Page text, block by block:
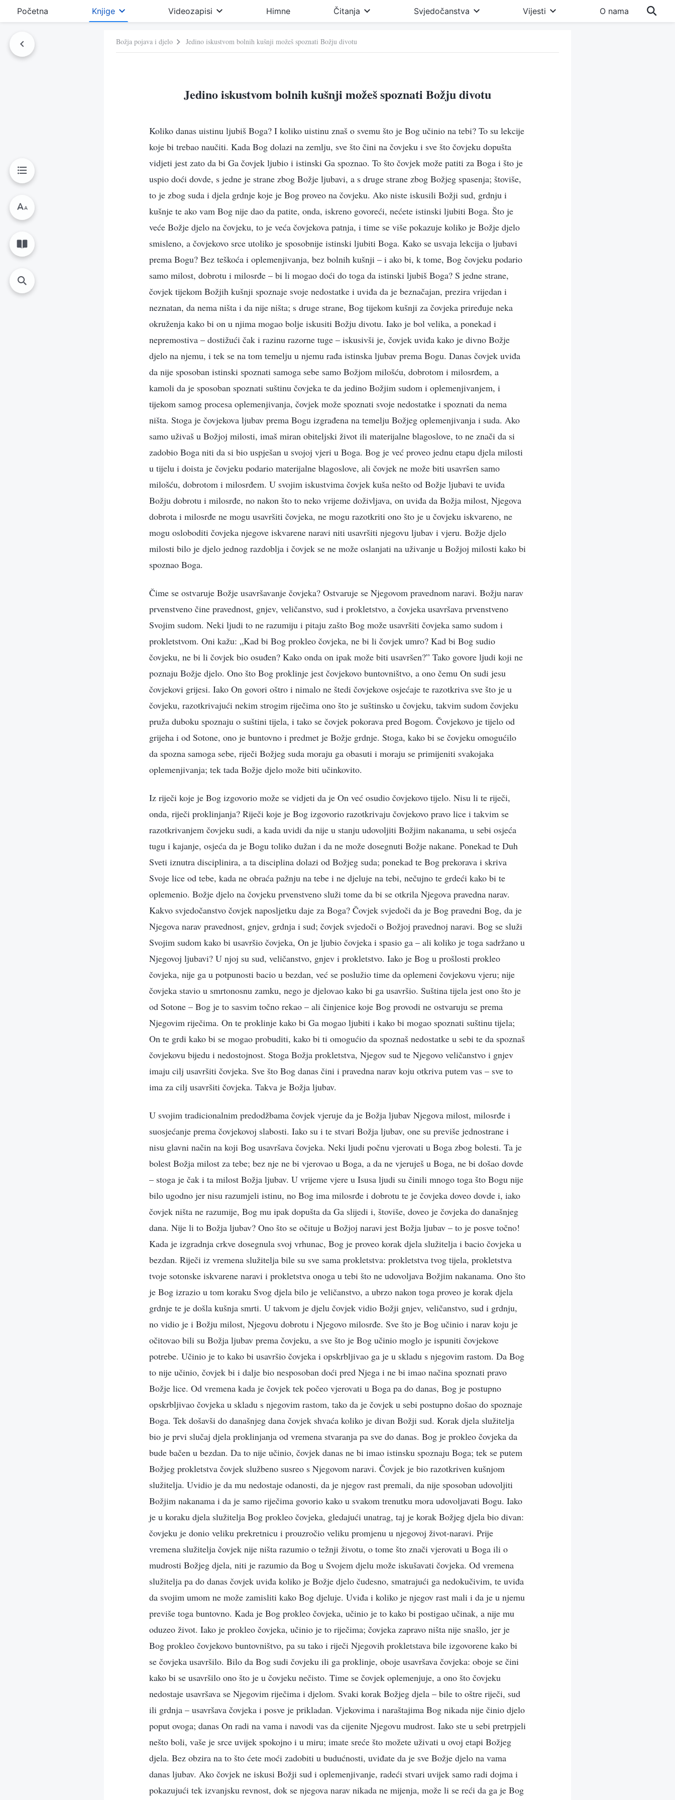
Početna Knjige Videozapisi Himne Čitanja Svjedočanstva Vijesti O nama
Božja pojava i djelo Jedino iskustvom bolnih kušnji možeš spoznati Božju divotu
Jedino iskustvom bolnih kušnji možeš spoznati Božju divotu
Koliko danas uistinu ljubiš Boga? I koliko uistinu znaš o svemu što je Bog učinio na tebi? To su lekcije
koje bi trebao naučiti. Kada Bog dolazi na zemlju, sve što čini na čovjeku i sve što čovjeku dopušta
vidjeti jest zato da bi Ga čovjek ljubio i istinski Ga spoznao. To što čovjek može patiti za Boga i što je
uspio doći dovde, s jedne je strane zbog Božje ljubavi, a s druge strane zbog Božjeg spasenja; štoviše,
to je zbog suda i djela grdnje koje je Bog proveo na čovjeku. Ako niste iskusili Božji sud, grdnju i
kušnje te ako vam Bog nije dao da patite, onda, iskreno govoreći, nećete istinski ljubiti Boga. Što je
veće Božje djelo na čovjeku, to je veća čovjekova patnja, i time se više pokazuje koliko je Božje djelo
smisleno, a čovjekovo srce utoliko je sposobnije istinski ljubiti Boga. Kako se usvaja lekcija o ljubavi
prema Bogu? Bez teškoća i oplemenjivanja, bez bolnih kušnji – i ako bi, k tome, Bog čovjeku podario
samo milost, dobrotu i milosrđe – bi li mogao doći do toga da istinski ljubiš Boga? S jedne strane,
čovjek tijekom Božjih kušnji spoznaje svoje nedostatke i uviđa da je beznačajan, prezira vrijedan i
neznatan, da nema ništa i da nije ništa; s druge strane, Bog tijekom kušnji za čovjeka priređuje neka
okruženja kako bi on u njima mogao bolje iskusiti Božju divotu. Iako je bol velika, a ponekad i
nepremostiva – dostižući čak i razinu razorne tuge – iskusivši je, čovjek uviđa kako je divno Božje
djelo na njemu, i tek se na tom temelju u njemu rađa istinska ljubav prema Bogu. Danas čovjek uviđa
da nije sposoban istinski spoznati samoga sebe samo Božjom milošću, dobrotom i milosrđem, a
kamoli da je sposoban spoznati suštinu čovjeka te da jedino Božjim sudom i oplemenjivanjem, i
tijekom samog procesa oplemenjivanja, čovjek može spoznati svoje nedostatke i spoznati da nema
ništa. Stoga je čovjekova ljubav prema Bogu izgrađena na temelju Božjeg oplemenjivanja i suda. Ako
samo uživaš u Božjoj milosti, imaš miran obiteljski život ili materijalne blagoslove, to ne znači da si
zadobio Boga niti da si bio uspješan u svojoj vjeri u Boga. Bog je već proveo jednu etapu djela milosti
u tijelu i doista je čovjeku podario materijalne blagoslove, ali čovjek ne može biti usavršen samo
milošću, dobrotom i milosrđem. U svojim iskustvima čovjek kuša nešto od Božje ljubavi te uviđa
Božju dobrotu i milosrđe, no nakon što to neko vrijeme doživljava, on uviđa da Božja milost, Njegova
dobrota i milosrđe ne mogu usavršiti čovjeka, ne mogu razotkriti ono što je u čovjeku iskvareno, ne
mogu osloboditi čovjeka njegove iskvarene naravi niti usavršiti njegovu ljubav i vjeru. Božje djelo
milosti bilo je djelo jednog razdoblja i čovjek se ne može oslanjati na uživanje u Božjoj milosti kako bi
spoznao Boga.
Čime se ostvaruje Božje usavršavanje čovjeka? Ostvaruje se Njegovom pravednom naravi. Božju narav
prvenstveno čine pravednost, gnjev, veličanstvo, sud i prokletstvo, a čovjeka usavršava prvenstveno
Svojim sudom. Neki ljudi to ne razumiju i pitaju zašto Bog može usavršiti čovjeka samo sudom i
prokletstvom. Oni kažu: „Kad bi Bog prokleo čovjeka, ne bi li čovjek umro? Kad bi Bog sudio
čovjeku, ne bi li čovjek bio osuđen? Kako onda on ipak može biti usavršen?” Tako govore ljudi koji ne
poznaju Božje djelo. Ono što Bog proklinje jest čovjekovo buntovništvo, a ono čemu On sudi jesu
čovjekovi grijesi. Iako On govori oštro i nimalo ne štedi čovjekove osjećaje te razotkriva sve što je u
čovjeku, razotkrivajući nekim strogim riječima ono što je suštinsko u čovjeku, takvim sudom čovjeku
pruža duboku spoznaju o suštini tijela, i tako se čovjek pokorava pred Bogom. Čovjekovo je tijelo od
grijeha i od Sotone, ono je buntovno i predmet je Božje grdnje. Stoga, kako bi se čovjeku omogućilo
da spozna samoga sebe, riječi Božjeg suda moraju ga obasuti i moraju se primijeniti svakojaka
oplemenjivanja; tek tada Božje djelo može biti učinkovito.
Iz riječi koje je Bog izgovorio može se vidjeti da je On već osudio čovjekovo tijelo. Nisu li te riječi,
onda, riječi proklinjanja? Riječi koje je Bog izgovorio razotkrivaju čovjekovo pravo lice i takvim se
razotkrivanjem čovjeku sudi, a kada uvidi da nije u stanju udovoljiti Božjim nakanama, u sebi osjeća
tugu i kajanje, osjeća da je Bogu toliko dužan i da ne može dosegnuti Božje nakane. Ponekad te Duh
Sveti iznutra disciplinira, a ta disciplina dolazi od Božjeg suda; ponekad te Bog prekorava i skriva
Svoje lice od tebe, kada ne obraća pažnju na tebe i ne djeluje na tebi, nečujno te grdeći kako bi te
oplemenio. Božje djelo na čovjeku prvenstveno služi tome da bi se otkrila Njegova pravedna narav.
Kakvo svjedočanstvo čovjek naposljetku daje za Boga? Čovjek svjedoči da je Bog pravedni Bog, da je
Njegova narav pravednost, gnjev, grdnja i sud; čovjek svjedoči o Božjoj pravednoj naravi. Bog se služi
Svojim sudom kako bi usavršio čovjeka, On je ljubio čovjeka i spasio ga – ali koliko je toga sadržano u
Njegovoj ljubavi? U njoj su sud, veličanstvo, gnjev i prokletstvo. Iako je Bog u prošlosti prokleo
čovjeka, nije ga u potpunosti bacio u bezdan, već se poslužio time da oplemeni čovjekovu vjeru; nije
čovjeka stavio u smrtonosnu zamku, nego je djelovao kako bi ga usavršio. Suština tijela jest ono što je
od Sotone – Bog je to sasvim točno rekao – ali činjenice koje Bog provodi ne ostvaruju se prema
Njegovim riječima. On te proklinje kako bi Ga mogao ljubiti i kako bi mogao spoznati suštinu tijela;
On te grdi kako bi se mogao probuditi, kako bi ti omogućio da spoznaš nedostatke u sebi te da spoznaš
čovjekovu bijedu i nedostojnost. Stoga Božja prokletstva, Njegov sud te Njegovo veličanstvo i gnjev
imaju cilj usavršiti čovjeka. Sve što Bog danas čini i pravedna narav koju otkriva putem vas – sve to
ima za cilj usavršiti čovjeka. Takva je Božja ljubav.
U svojim tradicionalnim predodžbama čovjek vjeruje da je Božja ljubav Njegova milost, milosrđe i
suosjećanje prema čovjekovoj slabosti. Iako su i te stvari Božja ljubav, one su previše jednostrane i
nisu glavni način na koji Bog usavršava čovjeka. Neki ljudi počnu vjerovati u Boga zbog bolesti. Ta je
bolest Božja milost za tebe; bez nje ne bi vjerovao u Boga, a da ne vjeruješ u Boga, ne bi došao dovde
– stoga je čak i ta milost Božja ljubav. U vrijeme vjere u Isusa ljudi su činili mnogo toga što Bogu nije
bilo ugodno jer nisu razumjeli istinu, no Bog ima milosrđe i dobrotu te je čovjeka doveo dovde i, iako
čovjek ništa ne razumije, Bog mu ipak dopušta da Ga slijedi i, štoviše, doveo je čovjeka do današnjeg
dana. Nije li to Božja ljubav? Ono što se očituje u Božjoj naravi jest Božja ljubav – to je posve točno!
Kada je izgradnja crkve dosegnula svoj vrhunac, Bog je proveo korak djela služitelja i bacio čovjeka u
bezdan. Riječi iz vremena služitelja bile su sve sama prokletstva: prokletstva tvog tijela, prokletstva
tvoje sotonske iskvarene naravi i prokletstva onoga u tebi što ne udovoljava Božjim nakanama. Ono što
je Bog izrazio u tom koraku Svog djela bilo je veličanstvo, a ubrzo nakon toga proveo je korak djela
grdnje te je došla kušnja smrti. U takvom je djelu čovjek vidio Božji gnjev, veličanstvo, sud i grdnju,
no vidio je i Božju milost, Njegovu dobrotu i Njegovo milosrđe. Sve što je Bog učinio i narav koju je
očitovao bili su Božja ljubav prema čovjeku, a sve što je Bog učinio moglo je ispuniti čovjekove
potrebe. Učinio je to kako bi usavršio čovjeka i opskrbljivao ga je u skladu s njegovim rastom. Da Bog
to nije učinio, čovjek bi i dalje bio nesposoban doći pred Njega i ne bi imao načina spoznati pravo
Božje lice. Od vremena kada je čovjek tek počeo vjerovati u Boga pa do danas, Bog je postupno
opskrbljivao čovjeka u skladu s njegovim rastom, tako da je čovjek u sebi postupno došao do spoznaje
Boga. Tek došavši do današnjeg dana čovjek shvaća koliko je divan Božji sud. Korak djela služitelja
bio je prvi slučaj djela proklinjanja od vremena stvaranja pa sve do danas. Bog je prokleo čovjeka da
bude bačen u bezdan. Da to nije učinio, čovjek danas ne bi imao istinsku spoznaju Boga; tek se putem
Božjeg prokletstva čovjek službeno susreo s Njegovom naravi. Čovjek je bio razotkriven kušnjom
služitelja. Uvidio je da mu nedostaje odanosti, da je njegov rast premali, da nije sposoban udovoljiti
Božjim nakanama i da je samo riječima govorio kako u svakom trenutku mora udovoljavati Bogu. Iako
je u koraku djela služitelja Bog prokleo čovjeka, gledajući unatrag, taj je korak Božjeg djela bio divan:
čovjeku je donio veliku prekretnicu i prouzročio veliku promjenu u njegovoj život-naravi. Prije
vremena služitelja čovjek nije ništa razumio o težnji životu, o tome što znači vjerovati u Boga ili o
mudrosti Božjeg djela, niti je razumio da Bog u Svojem djelu može iskušavati čovjeka. Od vremena
služitelja pa do danas čovjek uviđa koliko je Božje djelo čudesno, smatrajući ga nedokučivim, te uviđa
da svojim umom ne može zamisliti kako Bog djeluje. Uviđa i koliko je njegov rast mali i da je u njemu
previše toga buntovno. Kada je Bog prokleo čovjeka, učinio je to kako bi postigao učinak, a nije mu
oduzeo život. Iako je prokleo čovjeka, učinio je to riječima; čovjeka zapravo ništa nije snašlo, jer je
Bog prokleo čovjekovo buntovništvo, pa su tako i riječi Njegovih prokletstava bile izgovorene kako bi
se čovjeka usavršilo. Bilo da Bog sudi čovjeku ili ga proklinje, oboje usavršava čovjeka: oboje se čini
kako bi se usavršilo ono što je u čovjeku nečisto. Time se čovjek oplemenjuje, a ono što čovjeku
nedostaje usavršava se Njegovim riječima i djelom. Svaki korak Božjeg djela – bile to oštre riječi, sud
ili grdnja – usavršava čovjeka i posve je prikladan. Vjekovima i naraštajima Bog nikada nije činio djelo
poput ovoga; danas On radi na vama i navodi vas da cijenite Njegovu mudrost. Iako ste u sebi pretrpjeli
nešto boli, vaše je srce uvijek spokojno i u miru; imate sreće što možete uživati u ovoj etapi Božjeg
djela. Bez obzira na to što ćete moći zadobiti u budućnosti, uviđate da je sve Božje djelo na vama
danas ljubav. Ako čovjek ne iskusi Božji sud i oplemenjivanje, radeći stvari uvijek samo radi dojma i
pokazujući tek izvanjsku revnost, dok se njegova narav nikada ne mijenja, može li se reći da ga je Bog